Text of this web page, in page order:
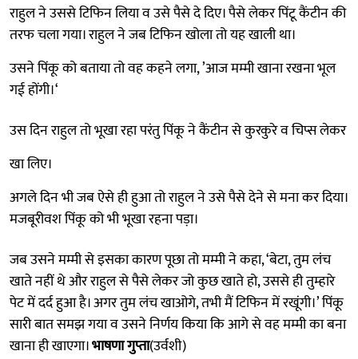
राहुल ने उससे टिफिन लिया व उसे पैसे दे दिए। पैसे लेकर पिंटू कैंटीन की
तरफ चला गया। राहुल ने जब टिफिन खोला तो यह खाली था।
उसने पिंकू को बताया तो वह कहने लगा, ’आज मम्मी खाना रखना भूल
गई होंगी।‘
उस दिन राहुल तो भूखा रहा परंतु पिंकू ने कैंटीन से कुरकुरे व चिप्स लेकर
खा लिए।
अगले दिन भी जब ऐसे ही हुआ तो राहुल ने उसे पैसे देने से मना कर दिया।
मजबूरीवश पिंकू को भी भूखा रहना पड़ा।
जब उसने मम्मी से इसका कारण पूछा तो मम्मी ने कहा, ‘बेटा, तुम लंच
खाते नहीं थे और राहुल से पैसे लेकर जो कुछ खाते हो, उससे ही तुम्हारे
पेट में दर्द हुआ है। अगर तुम लंच खाओगे, तभी मैं टिफिन में रखूंगी।’ पिंकू
सारी बात समझ गया व उसने निर्णय किया कि आगे से वह मम्मी का बना
खाना ही खाएगा।भाषणा गुप्ता(उर्वशी)